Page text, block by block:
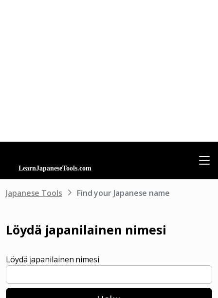
Japanese Tools Find your Japanese name
Löydä japanilainen nimesi
Löydä japanilainen nimesi